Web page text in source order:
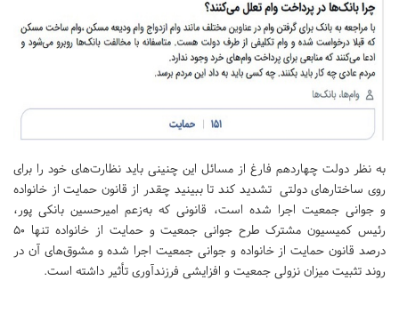
به نظر دولت چهاردهم فارغ از مسائل این چنینی باید نظارت‌های خود را برای
روی ساختارهای دولتی تشدید کند تا ببینید چقدر از قانون حمایت از خانواده
و جوانی جمعیت اجرا شده است، قانونی که به‌زعم امیرحسین بانکی پور،
رئیس کمیسیون مشترک طرح جوانی جمعیت و حمایت از خانواده تنها ۵٠
درصد قانون حمایت از خانواده و جوانی جمعیت اجرا شده و مشوق‌های آن در
روند تثبیت میزان نزولی جمعیت و افزایشی فرزندآوری تأثیر داشته است.